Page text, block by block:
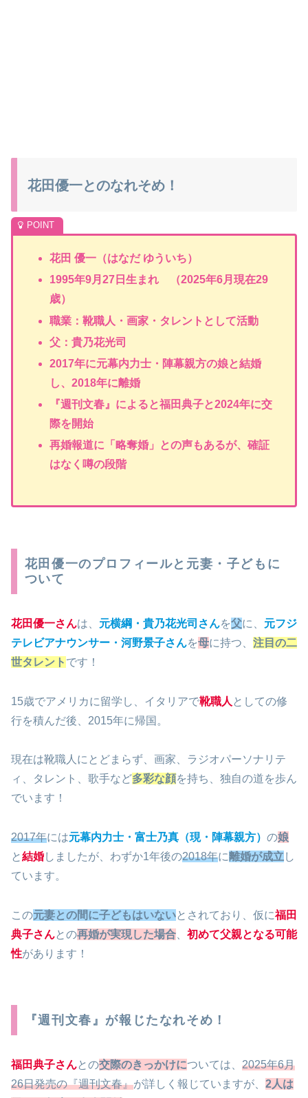
花田優一とのなれそめ！
花田 優一（はなだ ゆういち）
1995年9月27日生まれ （2025年6月現在29
歳）
職業：靴職人・画家・タレントとして活動
父：貴乃花光司
2017年に元幕内力士・陣幕親方の娘と結婚
し、2018年に離婚
『週刊文春』によると福田典子と2024年に交
際を開始
再婚報道に「略奪婚」との声もあるが、確証
はなく噂の段階
花田優一のプロフィールと元妻・子どもに
ついて
花田優一さんは、 元横綱・貴乃花光司さんを父に、 元フジ
テレビアナウンサー・河野景子さんを母に持つ、 注目の二
世タレント です！
15歳でアメリカに留学し、イタリアで靴職人 としての修
行を積んだ後、2015年に帰国。
現在は靴職人にとどまらず、画家、ラジオパーソナリテ
ィ、タレント、歌手など多彩な顔を持ち、独自の道を歩ん
でいます！
2017年には元幕内力士・富士乃真（現・陣幕親方） の娘
と結婚しましたが、わずか1年後の2018年に離婚が成立 し
ています。
この元妻との間に子どもはいないとされており、仮に福田
典子さんとの再婚が実現した場合
初めて父親となる可能
性があります！
『週刊文春』が報じたなれそめ！
福田典子さんとの交際のきっかけについては、 2025年6月
26日発売の『週刊文春』が詳しく報じていますが、 2人は